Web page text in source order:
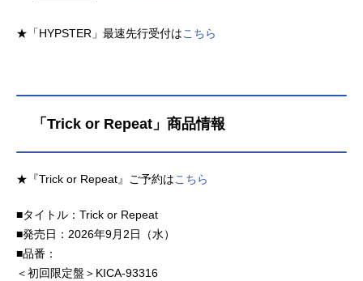
★「HYPSTER」最速先行受付はこちら
「Trick or Repeat」商品情報
★『Trick or Repeat』ご予約はこちら
■タイトル：Trick or Repeat
■発売日：2026年9月2日（水）
■品番：
＜初回限定盤＞KICA-93316